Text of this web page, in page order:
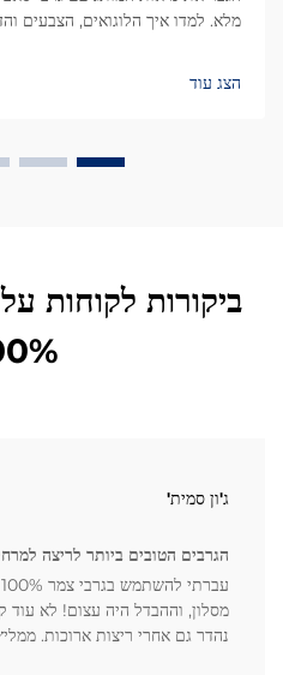
מלא. למדו איך הלוגואים, הצבעים
הצג עוד
ביקורות לקוחות
ג'ון סמית'
הגרבים הטובים ביותר לריצה
מסלון, וההבדל היה עצום! לא עוד
נהדר גם אחרי ריצות ארוכות.